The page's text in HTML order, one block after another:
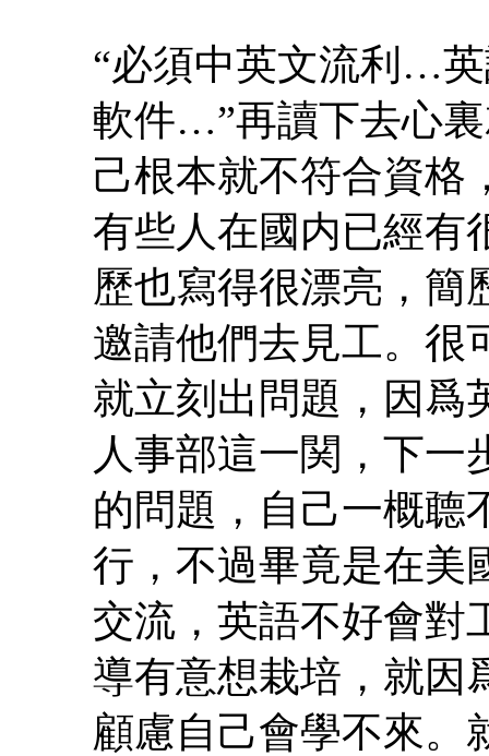
“必須中英文流利 …
軟件…”再讀下去心
己根本就不符合資格
有些人在國内已經有
歷也寫得很漂亮，簡
邀請他們去見工。很
就立刻出問題，因爲
人事部這一関，下一
的問題，自己一概聼
行，不過畢竟是在美
交流，英語不好會對
導有意想栽培，就因
顧慮自己會學不來。